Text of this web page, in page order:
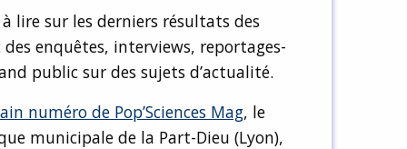
lire sur les derniers résultats des
enquêtes, interviews, reportages-
public sur des sujets d’actualité.
numéro de Pop’Sciences Mag, le
municipale de la Part-Dieu (Lyon),